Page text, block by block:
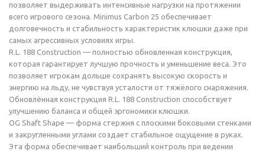
позволяет выдерживать интенсивные нагрузки на протяжении
всего игрового сезона. Minimus Carbon 25 обеспечивает
долговечность и стабильность характеристик клюшки даже при
самых агрессивных условиях игры.
R.L. 188 Construction — полностью обновленная конструкция,
которая гарантирует лучшую прочность и уменьшение веса. Это
позволяет игрокам дольше сохранять высокую скорость и
энергию на льду, не чувствуя усталости от тяжёлого снаряжения.
Обновлённая конструкция R.L. 188 Construction способствует
улучшению баланса и общей эргономики клюшки.
OG Shaft Shape — форма стержня с плоскими боковыми стенками
и закругленными углами создает стабильное ощущение в руках.
Эта форма обеспечивает наибольший контроль при ведении